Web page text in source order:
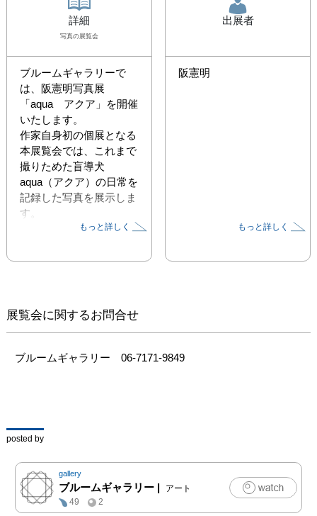
詳細
写真の展覧会
ブルームギャラリーで
は、阪憲明写真展
「aqua　アクア」を開催
いたします。
作家自身初の個展となる
本展覧会では、これまで
撮りためた盲導犬
aqua（アクア）の日常を
記録した写真を展示しま
す。
皆様のご来廊お待ちして
たのは２００５年１２月
１８日のことでした。利
前は「アクア」という名
間、その場所がアクアの
お母さん代わりになるユ
ーザーと共に歩んで行く
「我が家」になること
は、この時は思っていな
かったのかもしれませ
もっと詳しく
出展者
阪憲明
もっと詳しく
展覧会に関するお問合せ
ブルームギャラリー　06-7171-9849
posted by
gallery
ブルームギャラリー |
アート
49
2